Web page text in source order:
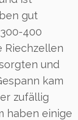
gut
400
Riechzellen
und
kam
zufällig
haben einige